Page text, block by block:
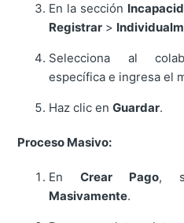
En la sección
Registrar >
Selecciona al
específica e ingresa el
Haz clic enGuardar.
Proceso Masivo:
EnCrear Pago,
Masivamente.